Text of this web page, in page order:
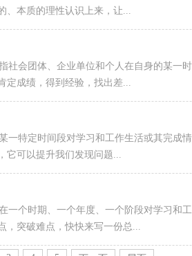
、本质的理性认识上来，让...
会团体、企业单位和个人在自身的某一
定成绩，得到经验，找出差...
特定时间段对学习和工作生活或其完成
它可以提升我们发现问题...
个时期、一个年度、一个阶段对学习和
，突破难点，快快来写一份总...